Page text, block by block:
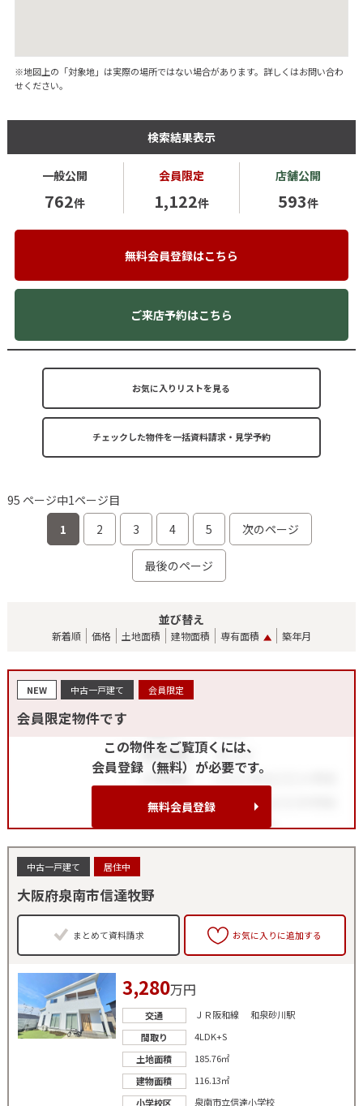
※地図上の「対象地」は実際の場所ではない場合があります。詳しくはお問い合わ
せください。
検索結果表示
一般公開
762件
会員限定
1,122件
店舗公開
593件
無料会員登録はこちら
ご来店予約はこちら
お気に入りリストを見る
95 ページ中1ページ目
1
2 3 4 5 次のページ
最後のページ
並び替え
新着順 価格 土地面積 建物面積 専有面積 築年月
NEW 中古一戸建て 会員限定
会員限定物件です
この物件をご覧頂くには、
会員登録（無料）が必要です。
無料会員登録
中古一戸建て 居住中
大阪府泉南市信達牧野
まとめて資料請求 お気に入りに追加する
3,280万円
交通
ＪＲ阪和線 和泉砂川駅
間取り
4LDK+S
土地面積
185.76㎡
建物面積
116.13㎡
小学校区
泉南市立信達小学校